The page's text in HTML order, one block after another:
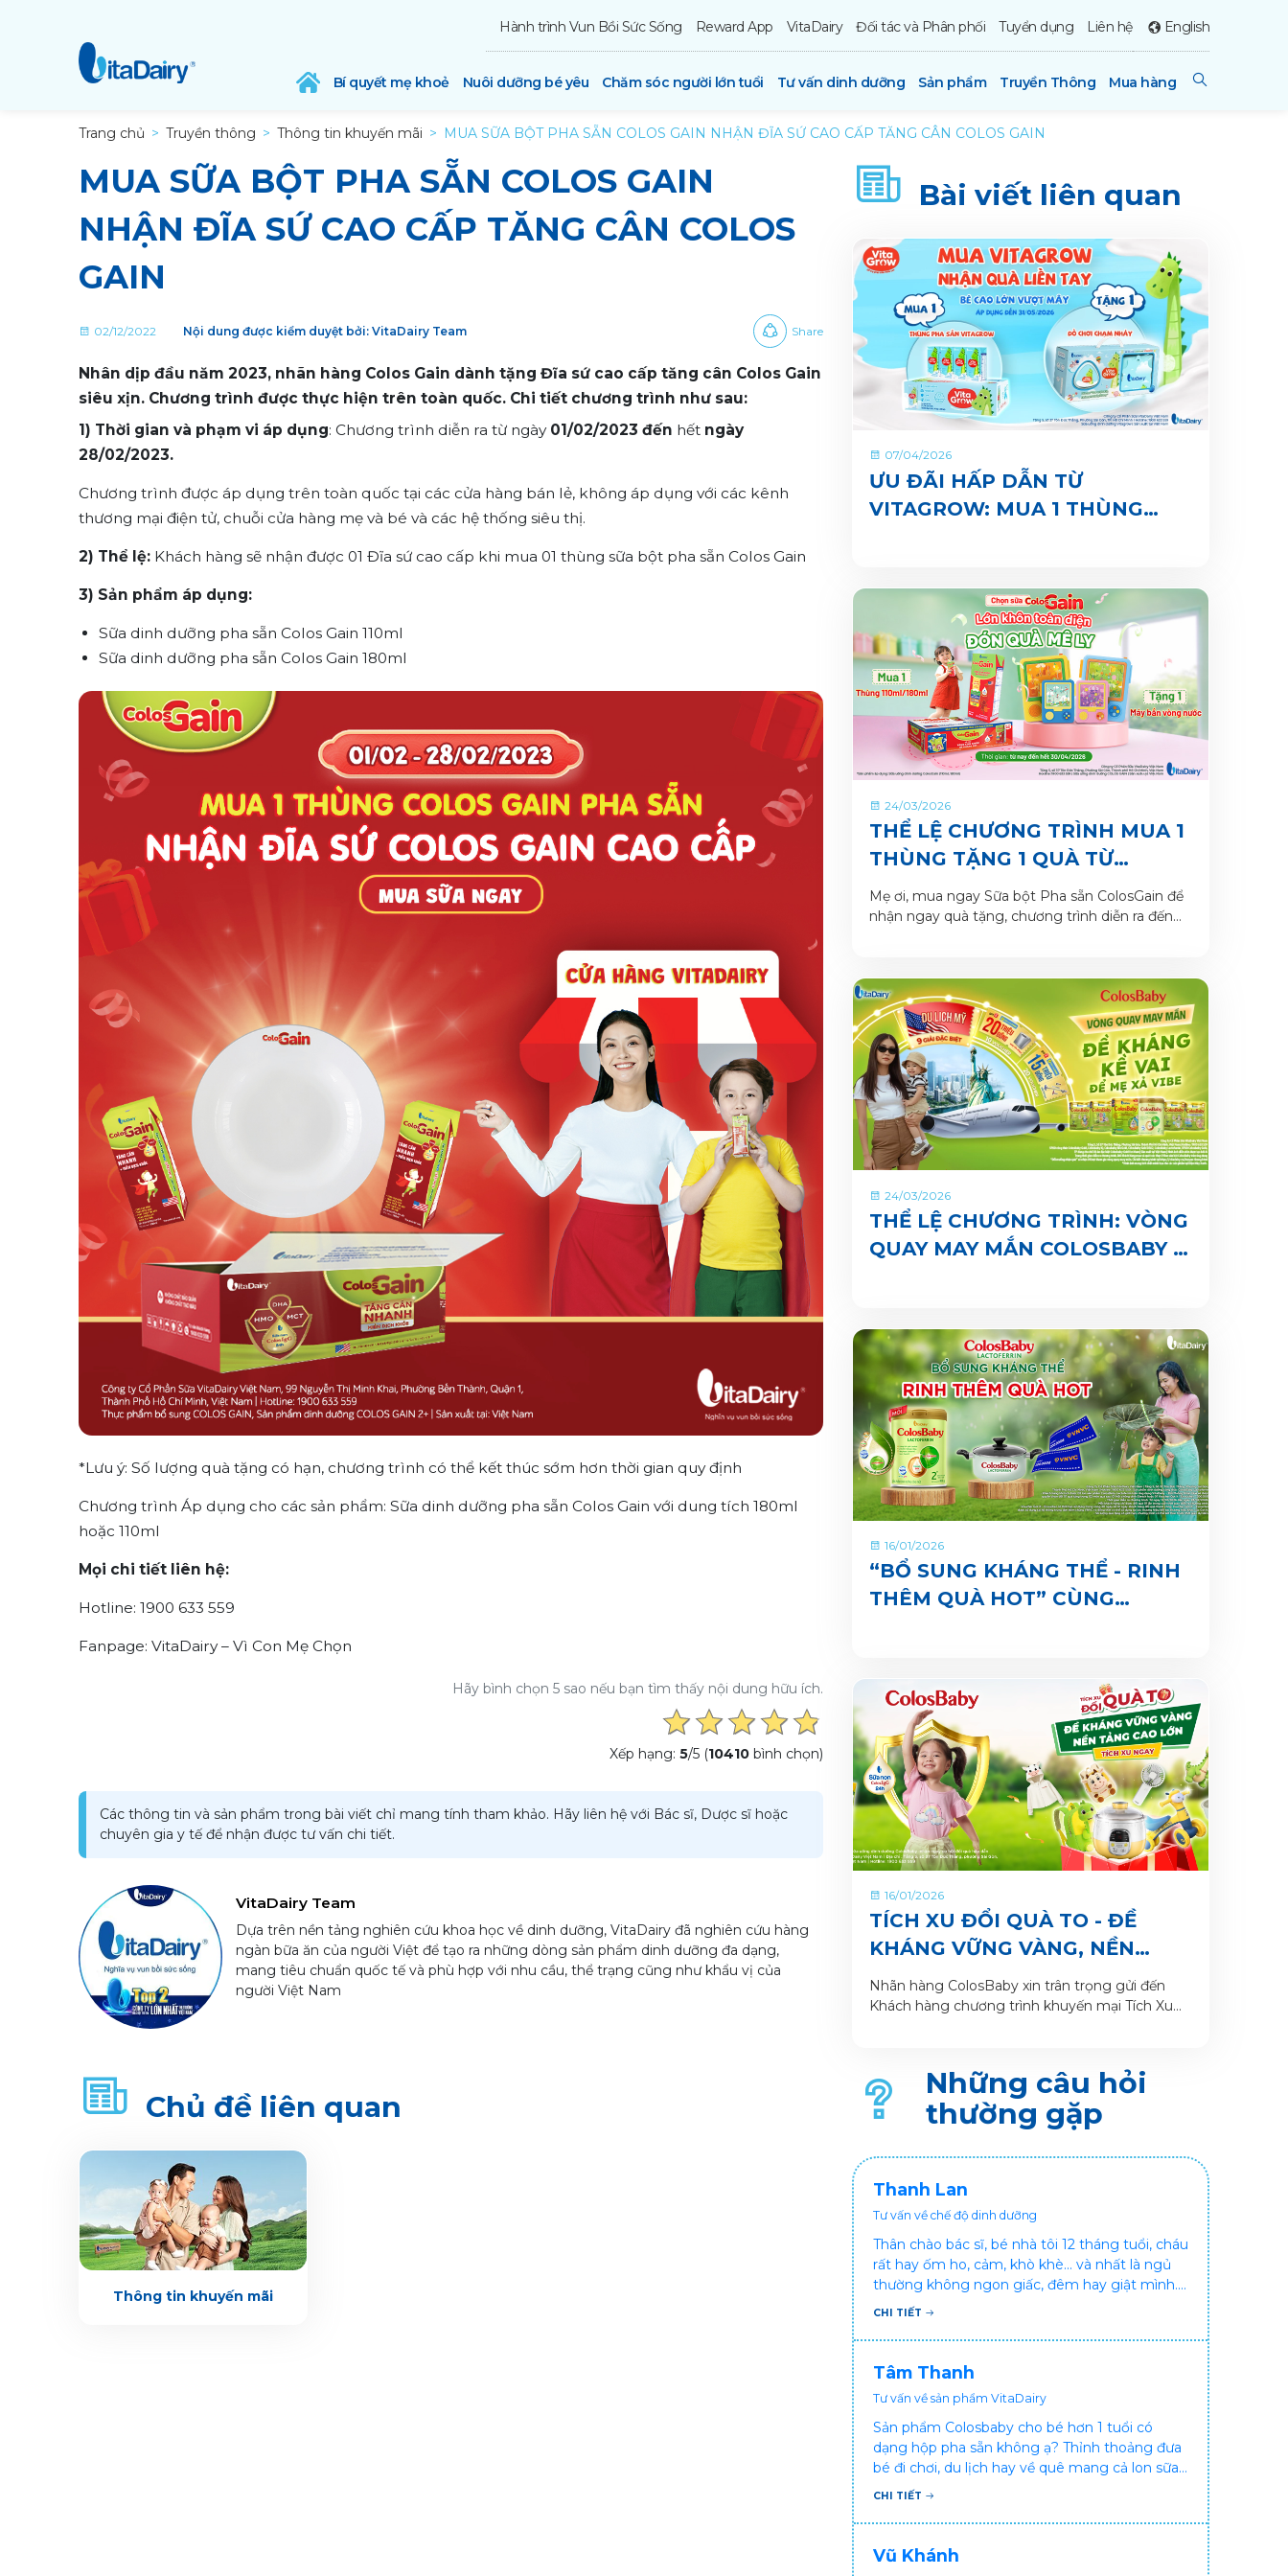
Hành trình Vun Bồi Sức Sống Reward App VitaDairy Đối tác và Phân phối Tuyển dụng Liên hệ English
Bí quyết mẹ khoẻ Nuôi dưỡng bé yêu Chăm sóc người lớn tuổi Tư vấn dinh dưỡng Sản phẩm Truyền Thông Mua hàng
Trang chủ Truyền thông Thông tin khuyến mãi MUA SỮA BỘT PHA SẴN COLOS GAIN NHẬN ĐĨA SỨ CAO CẤP TĂNG CÂN COLOS GAIN
MUA SỮA BỘT PHA SẴN COLOS GAIN
NHẬN ĐĨA SỨ CAO CẤP TĂNG CÂN COLOS
GAIN
02/12/2022 Nội dung được kiểm duyệt bởi: VitaDairy Team Share
Nhân dịp đầu năm 2023, nhãn hàng Colos Gain dành tặng Đĩa sứ cao cấp tăng cân Colos Gain
siêu xịn. Chương trình được thực hiện trên toàn quốc. Chi tiết chương trình như sau:
1) Thời gian và phạm vi áp dụng: Chương trình diễn ra từ ngày 01/02/2023 đến hết ngày
28/02/2023.
Chương trình được áp dụng trên toàn quốc tại các cửa hàng bán lẻ, không áp dụng với các kênh
thương mại điện tử, chuỗi cửa hàng mẹ và bé và các hệ thống siêu thị.
2) Thể lệ: Khách hàng sẽ nhận được 01 Đĩa sứ cao cấp khi mua 01 thùng sữa bột pha sẵn Colos Gain
3) Sản phẩm áp dụng:
Sữa dinh dưỡng pha sẵn Colos Gain 110ml
Sữa dinh dưỡng pha sẵn Colos Gain 180ml
*Lưu ý: Số lượng quà tặng có hạn, chương trình có thể kết thúc sớm hơn thời gian quy định
Chương trình Áp dụng cho các sản phẩm: Sữa dinh dưỡng pha sẵn Colos Gain với dung tích 180ml
hoặc 110ml
Mọi chi tiết liên hệ:
Hotline: 1900 633 559
Fanpage: VitaDairy – Vì Con Mẹ Chọn
Hãy bình chọn 5 sao nếu bạn tìm thấy nội dung hữu ích.
Xếp hạng: 5/5 (10410bình chọn)
Các thông tin và sản phẩm trong bài viết chỉ mang tính tham khảo. Hãy liên hệ với Bác sĩ, Dược sĩ hoặc
chuyên gia y tế để nhận được tư vấn chi tiết.
VitaDairy Team
Dựa trên nền tảng nghiên cứu khoa học về dinh dưỡng, VitaDairy đã nghiên cứu hàng
ngàn bữa ăn của người Việt để tạo ra những dòng sản phẩm dinh dưỡng đa dạng,
mang tiêu chuẩn quốc tế và phù hợp với nhu cầu, thể trạng cũng như khẩu vị của
người Việt Nam
Chủ đề liên quan
Thông tin khuyến mãi
Bài viết liên quan
07/04/2026
ƯU ĐÃI HẤP DẪN TỪ
VITAGROW: MUA 1 THÙNG
24/03/2026
THỂ LỆ CHƯƠNG TRÌNH MUA 1
THÙNG TẶNG 1 QUÀ TỪ
COLOSGAIN
Mẹ ơi, mua ngay Sữa bột Pha sẵn ColosGain để
nhận ngay quà tặng, chương trình diễn ra đến
24/03/2026
THỂ LỆ CHƯƠNG TRÌNH: VÒNG
QUAY MAY MẮN COLOSBABY –
16/01/2026
“BỔ SUNG KHÁNG THỂ - RINH
THÊM QUÀ HOT” CÙNG
16/01/2026
TÍCH XU ĐỔI QUÀ TO - ĐỀ
KHÁNG VỮNG VÀNG, NỀN
TẢNG CAO LỚN CÙNG SỮA
BỘT PHA SẴN COLOSBABY
Nhãn hàng ColosBaby xin trân trọng gửi đến
Khách hàng chương trình khuyến mại Tích Xu
dành cho Khách hàng trên ứng dụng VitaDairy
Đổi muỗng nhận quà như sau:
Những câu hỏi
thường gặp
Thanh Lan
Tư vấn về chế độ dinh dưỡng
Thân chào bác sĩ, bé nhà tôi 12 tháng tuổi, cháu
rất hay ốm ho, cảm, khò khè... và nhất là ngủ
thường không ngon giấc, đêm hay giật mình.
Vậy xin hỏi bác sĩ, bé bị tình trạng vậy nên làm
ạ? Thấy cháu vậy gia đình ai cũng xót, mẹ cũng
cực vì chăm cháu hay ốm ạ?. Cảm ơn bác sĩ.
CHI TIẾT
Tâm Thanh
Tư vấn về sản phẩm VitaDairy
Sản phẩm Colosbaby cho bé hơn 1 tuổi có
dạng hộp pha sẵn không ạ? Thỉnh thoảng đưa
bé đi chơi, du lịch hay về quê mang cả lon sữa
khá bất tiện mà mình không muốn đổi cho bé
hưởng sức khỏe!
CHI TIẾT
Vũ Khánh